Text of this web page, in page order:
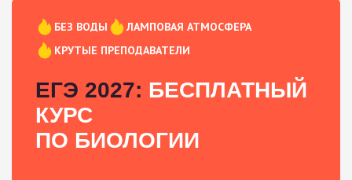
БЕЗ ВОДЫ
ЛАМПОВАЯ АТМОСФЕРА
КРУТЫЕ ПРЕПОДАВАТЕЛИ
ЕГЭ 2027: БЕСПЛАТНЫЙ
КУРС
ПО БИОЛОГИИ